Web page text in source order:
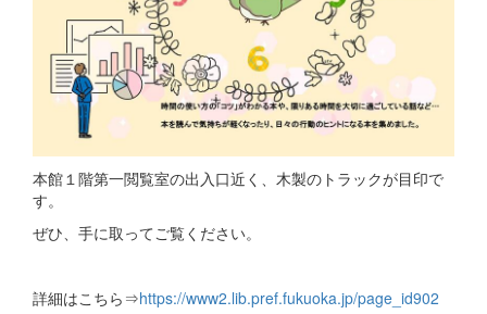
本館１階第一閲覧室の出入口近く、木製のトラックが目印で
す。
ぜひ、手に取ってご覧ください。
詳細はこちら⇒https://www2.lib.pref.fukuoka.jp/page_id902